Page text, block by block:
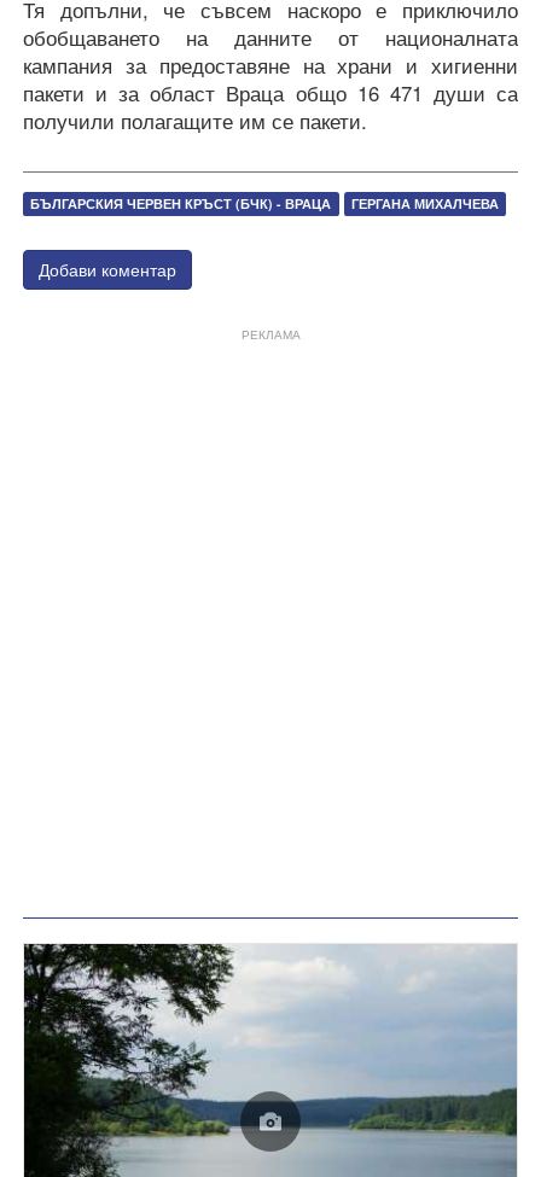
Тя допълни, че съвсем наскоро е приключило
обобщаването на данните от националната
кампания за предоставяне на храни и хигиенни
пакети и за област Враца общо 16 471 души са
получили полагащите им се пакети.
БЪЛГАРСКИЯ ЧЕРВЕН КРЪСТ (БЧК) - ВРАЦА ГЕРГАНА МИХАЛЧЕВА
Добави коментар
РЕКЛАМА